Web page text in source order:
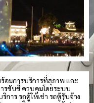
อมการบริการที่สุภาพ และ
ารขับขี่ ควบคุมโดยระบบ
การ รถตู้ให้เช่า รถตู้รับจ้าง